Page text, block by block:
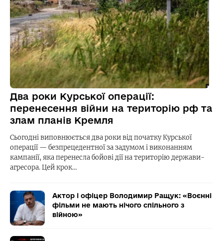
Два роки Курської операції:
перенесення війни на територію рф та
злам планів Кремля
Сьогодні виповнюється два роки від початку Курської
операції — безпрецедентної за задумом і виконанням
кампанії, яка перенесла бойові дії на територію держави-
агресора. Цей крок…
Актор і офіцер Володимир Ращук: «Воєнні
фільми не мають нічого спільного з
війною»